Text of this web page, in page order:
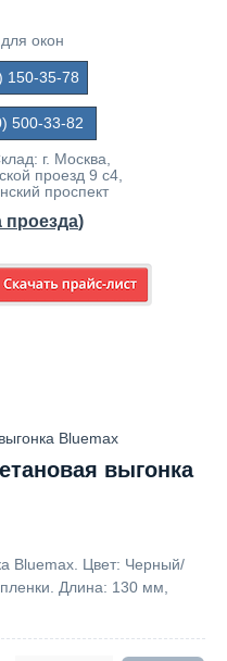
окон
150-35-78
500-33-82
г. Москва,
проезд 9 с4,
проспект
проезда)
Bluemax
выгонка
Bluemax. Цвет: Черный/
Длина: 130 мм,